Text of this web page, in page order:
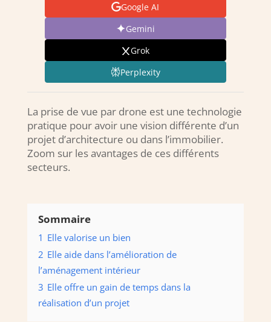
Google AI
Gemini
Grok
Perplexity
La prise de vue par drone est une technologie
pratique pour avoir une vision différente d’un
projet d’architecture ou dans l’immobilier.
Zoom sur les avantages de ces différents
secteurs.
Sommaire
1 Elle valorise un bien
2 Elle aide dans l’amélioration de
l’aménagement intérieur
3 Elle offre un gain de temps dans la
réalisation d’un projet